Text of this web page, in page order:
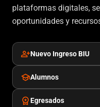
plataformas digitales,
oportunidades y
person_addNuevo Ingreso BIU
schoolAlumnos
workspace_premiumEgresados